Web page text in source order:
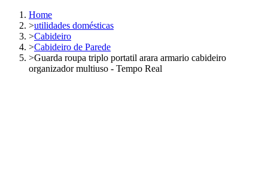
Home
>utilidades domésticas
>Cabideiro
>Cabideiro de Parede
>Guarda roupa triplo portatil arara armario cabideiro
organizador multiuso - Tempo Real